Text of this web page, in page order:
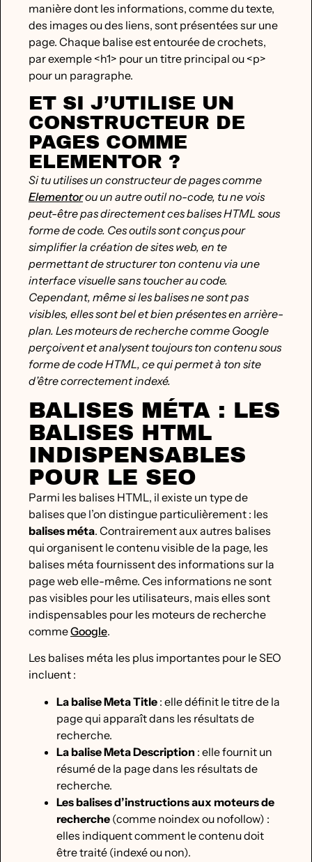
manière dont les informations, comme du texte,
des images ou des liens, sont présentées sur une
page. Chaque balise est entourée de crochets,
par exemple <h1> pour un titre principal ou <p>
pour un paragraphe.
ET SI J’UTILISE UN
CONSTRUCTEUR DE
PAGES COMME
ELEMENTOR ?
Si tu utilises un constructeur de pages comme
Elementorou un autre outil no-code, tu ne vois
peut-être pas directement ces balises HTML sous
forme de code. Ces outils sont conçus pour
simplifier la création de sites web, en te
permettant de structurer ton contenu via une
interface visuelle sans toucher au code.
Cependant, même si les balises ne sont pas
visibles, elles sont bel et bien présentes en arrière-
plan. Les moteurs de recherche comme Google
perçoivent et analysent toujours ton contenu sous
forme de code HTML, ce qui permet à ton site
d’être correctement indexé.
BALISES MÉTA : LES
BALISES HTML
INDISPENSABLES
POUR LE SEO
Parmi les balises HTML, il existe un type de
balises que l’on distingue particulièrement : les
balises méta. Contrairement aux autres balises
qui organisent le contenu visible de la page, les
balises méta fournissent des informations sur la
page web elle-même. Ces informations ne sont
pas visibles pour les utilisateurs, mais elles sont
indispensables pour les moteurs de recherche
commeGoogle.
Les balises méta les plus importantes pour le SEO
incluent :
La balise Meta Title : elle définit le titre de la
page qui apparaît dans les résultats de
recherche.
La balise Meta Description : elle fournit un
résumé de la page dans les résultats de
recherche.
Les balises d’instructions aux moteurs de
recherche (comme noindex ou nofollow) :
elles indiquent comment le contenu doit
être traité (indexé ou non).